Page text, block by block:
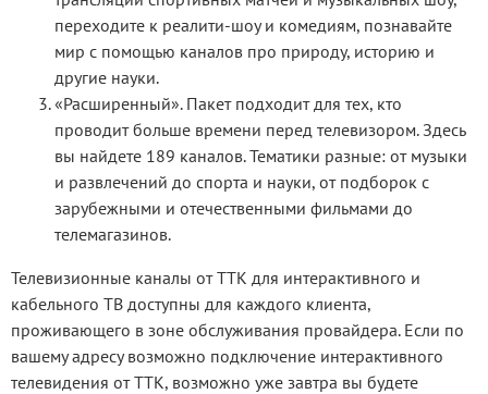
переходите к реалити-шоу и комедиям, познавайте
мир с помощью каналов про природу, историю и
другие науки.
«Расширенный». Пакет подходит для тех, кто
проводит больше времени перед телевизором. Здесь
вы найдете 189 каналов. Тематики разные: от музыки
и развлечений до спорта и науки, от подборок с
зарубежными и отечественными фильмами до
телемагазинов.
Телевизионные каналы от ТТК для интерактивного и
кабельного ТВ доступны для каждого клиента,
проживающего в зоне обслуживания провайдера. Если по
вашему адресу возможно подключение интерактивного
телевидения от ТТК, возможно уже завтра вы будете